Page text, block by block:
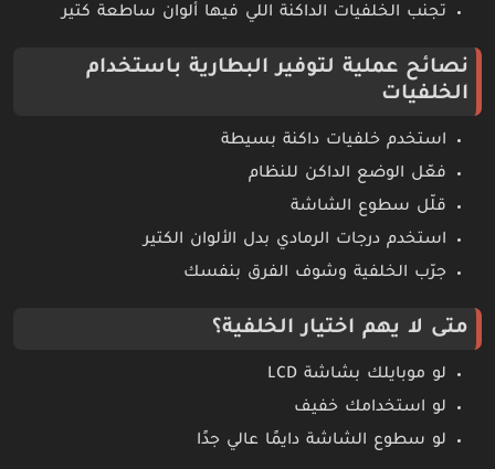
تجنب الخلفيات الداكنة اللي فيها ألوان ساطعة كتير
نصائح عملية لتوفير البطارية باستخدام
الخلفيات
استخدم خلفيات داكنة بسيطة
فعّل الوضع الداكن للنظام
قلّل سطوع الشاشة
استخدم درجات الرمادي بدل الألوان الكتير
جرّب الخلفية وشوف الفرق بنفسك
متى لا يهم اختيار الخلفية؟
لو موبايلك بشاشة LCD
لو استخدامك خفيف
لو سطوع الشاشة دايمًا عالي جدًا